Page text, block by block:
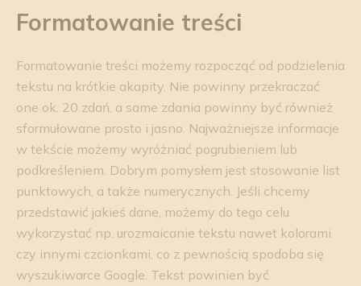
Formatowanie treści
Formatowanie treści możemy rozpocząć od podzielenia
tekstu na krótkie akapity. Nie powinny przekraczać
one ok. 20 zdań, a same zdania powinny być również
sformułowane prosto i jasno. Najważniejsze informacje
w tekście możemy wyróżniać pogrubieniem lub
podkreśleniem. Dobrym pomysłem jest stosowanie list
punktowych, a także numerycznych. Jeśli chcemy
przedstawić jakieś dane, możemy do tego celu
wykorzystać np. urozmaicanie tekstu nawet kolorami
czy innymi czcionkami, co z pewnością spodoba się
wyszukiwarce Google. Tekst powinien być